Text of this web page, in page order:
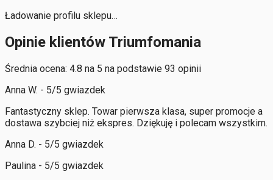
Ładowanie profilu sklepu…
Opinie klientów Triumfomania
Średnia ocena: 4.8 na 5 na podstawie 93 opinii
Anna W. - 5/5 gwiazdek
Fantastyczny sklep. Towar pierwsza klasa, super promocje a
dostawa szybciej niż ekspres. Dziękuję i polecam wszystkim.
Anna D. - 5/5 gwiazdek
Paulina - 5/5 gwiazdek